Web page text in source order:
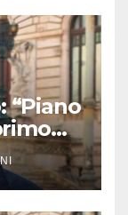
“Piano